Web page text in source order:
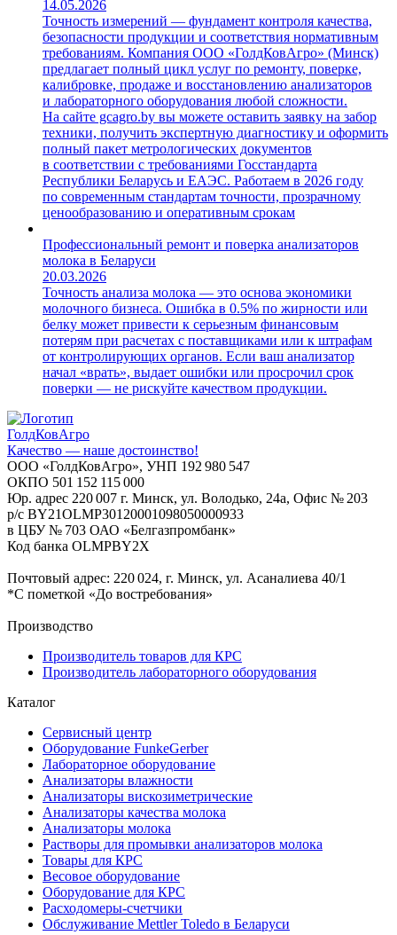
14.05.2026
Точность измерений — фундамент контроля качества,
безопасности продукции и соответствия нормативным
требованиям. Компания ООО «ГолдКовАгро» (Минск)
предлагает полный цикл услуг по ремонту, поверке,
калибровке, продаже и восстановлению анализаторов
и лабораторного оборудования любой сложности.
На сайте gcagro.by вы можете оставить заявку на забор
техники, получить экспертную диагностику и оформить
полный пакет метрологических документов
в соответствии с требованиями Госстандарта
Республики Беларусь и ЕАЭС. Работаем в 2026 году
по современным стандартам точности, прозрачному
ценообразованию и оперативным срокам
Профессиональный ремонт и поверка анализаторов
молока в Беларуси
20.03.2026
Точность анализа молока — это основа экономики
молочного бизнеса. Ошибка в 0.5% по жирности или
белку может привести к серьезным финансовым
потерям при расчетах с поставщиками или к штрафам
от контролирующих органов. Если ваш анализатор
начал «врать», выдает ошибки или просрочил срок
поверки — не рискуйте качеством продукции.
ГолдКовАгро
Качество — наше достоинство!
ООО «ГолдКовАгро», УНП 192 980 547
ОКПО 501 152 115 000
Юр. адрес 220 007 г. Минск, ул. Володько, 24а, Офис № 203
р/с BY21OLMP30120001098050000933
в ЦБУ № 703 ОАО «Белгазпромбанк»
Код банка OLMPBY2X
Почтовый адрес: 220 024, г. Минск, ул. Асаналиева 40/1
*С пометкой «До востребования»
Производство
Производитель товаров для КРС
Производитель лабораторного оборудования
Каталог
Сервисный центр
Оборудование FunkeGerber
Лабораторное оборудование
Анализаторы влажности
Анализаторы вискозиметрические
Анализаторы качества молока
Анализаторы молока
Растворы для промывки анализаторов молока
Товары для КРС
Весовое оборудование
Оборудование для КРС
Расходомеры-счетчики
Обслуживание Mettler Toledo в Беларуси